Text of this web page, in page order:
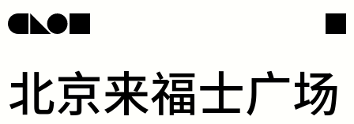
​北​​京​​来​​福​​士​​广​​场​